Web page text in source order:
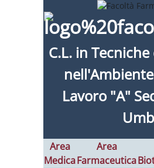
C.L. in
Lavoro "A"
Area
Medica
Area
Farmaceutica